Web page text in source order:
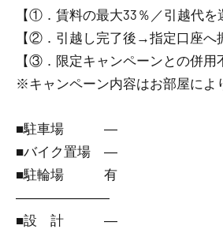
【①．賃料の最大33％／引越代を
【②．引越し完了後→指定口座へ
【③．限定キャンペーンとの併用
※キャンペーン内容はお部屋によ
■駐車場 ―
■バイク置場 ―
■駐輪場 有
―――――――
■設 計 ―